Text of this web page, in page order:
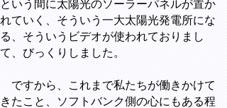
という間に太陽光のソーラーパネルが置か
れていく、そういう一大太陽光発電所にな
る、そういうビデオが使われておりまし
て、びっくりしました。
ですから、これまで私たちが働きかけて
きたこと、ソフトバンク側の心にもある程